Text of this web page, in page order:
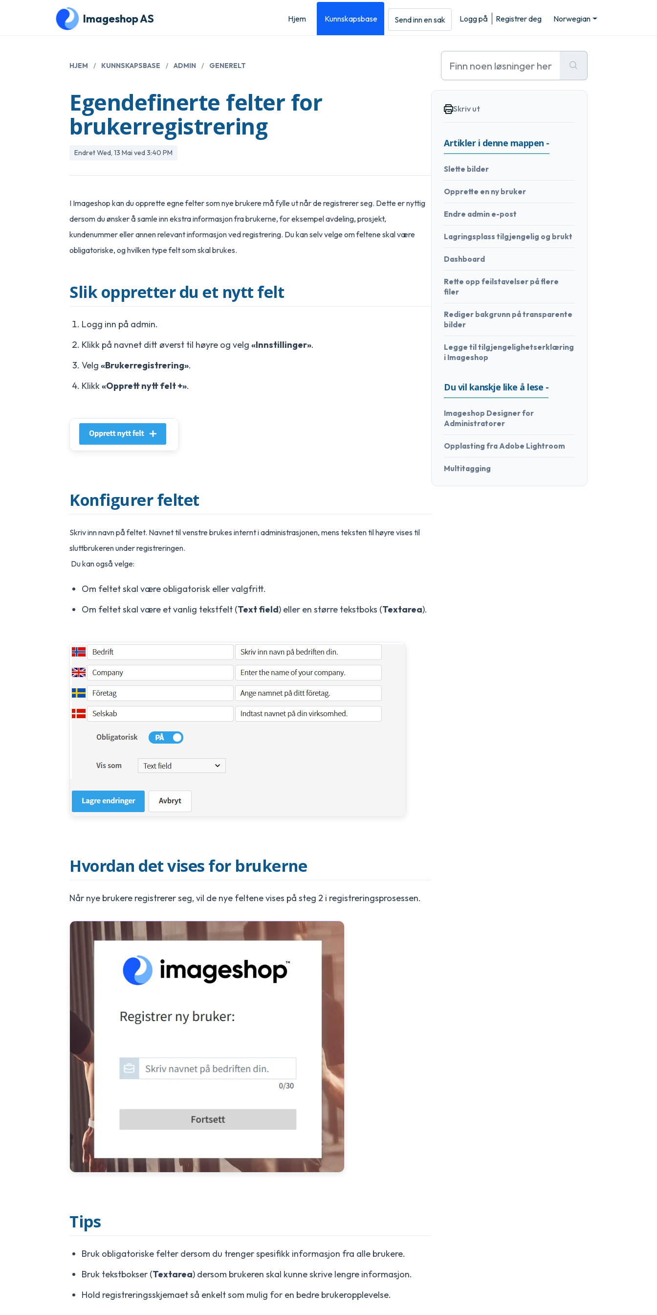
Gå til hovedinnhold
Imageshop AS Hjem Kunnskapsbase Send inn en sak Logg på Registrer deg Norwegian
HJEM / KUNNSKAPSBASE / ADMIN / GENERELT
Egendefinerte felter for
brukerregistrering
Endret Wed, 13 Mai ved 3:40 PM
I Imageshop kan du opprette egne felter som nye brukere må fylle ut når de registrerer seg. Dette er nyttig
dersom du ønsker å samle inn ekstra informasjon fra brukerne, for eksempel avdeling, prosjekt,
kundenummer eller annen relevant informasjon ved registrering. Du kan selv velge om feltene skal være
obligatoriske, og hvilken type felt som skal brukes.
Slik oppretter du et nytt felt
Logg inn på admin.
Klikk på navnet ditt øverst til høyre og velg «Innstillinger».
Velg «Brukerregistrering».
Klikk«Opprett nytt felt +».
Konfigurer feltet
Skriv inn navn på feltet. Navnet til venstre brukes internt i administrasjonen, mens teksten til høyre vises til
sluttbrukeren under registreringen.
Du kan også velge:
Om feltet skal være obligatorisk eller valgfritt.
Om feltet skal være et vanlig tekstfelt (Text field) eller en større tekstboks (Textarea).
Hvordan det vises for brukerne
Når nye brukere registrerer seg, vil de nye feltene vises på steg 2 i registreringsprosessen.
Tips
Bruk obligatoriske felter dersom du trenger spesifikk informasjon fra alle brukere.
Bruk tekstbokser (Textarea) dersom brukeren skal kunne skrive lengre informasjon.
Hold registreringsskjemaet så enkelt som mulig for en bedre brukeropplevelse.
Skriv ut
Artikler i denne mappen -
Slette bilder
Opprette en ny bruker
Endre admin e-post
Lagringsplass tilgjengelig og brukt
Dashboard
Rette opp feilstavelser på flere
filer
Rediger bakgrunn på transparente
bilder
Legge til tilgjengelighetserklæring
i Imageshop
Du vil kanskje like å lese -
Imageshop Designer for
Administratorer
Opplasting fra Adobe Lightroom
Multitagging